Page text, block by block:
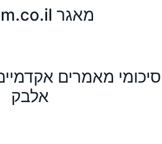
מאגר Sicum.co.il
סיכומי מאמרים
אלבק